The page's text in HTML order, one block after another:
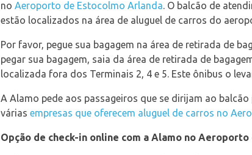
no Aeroporto de Estocolmo Arlanda. O balcão de
estão localizados na área de aluguel de carros do
Por favor, pegue sua bagagem na área de retirada de
pegar sua bagagem, saia da área de retirada de
localizada fora dos Terminais 2, 4 e 5. Este ônibus o
A Alamo pede aos passageiros que se dirijam ao
várias empresas que oferecem aluguel de carros no
Opção de check-in online com a Alamo no